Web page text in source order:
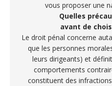
vous proposer une
Quelles
avant de
Le droit pénal concerne
que les personnes
leurs dirigeants) et
comportements
constituent des